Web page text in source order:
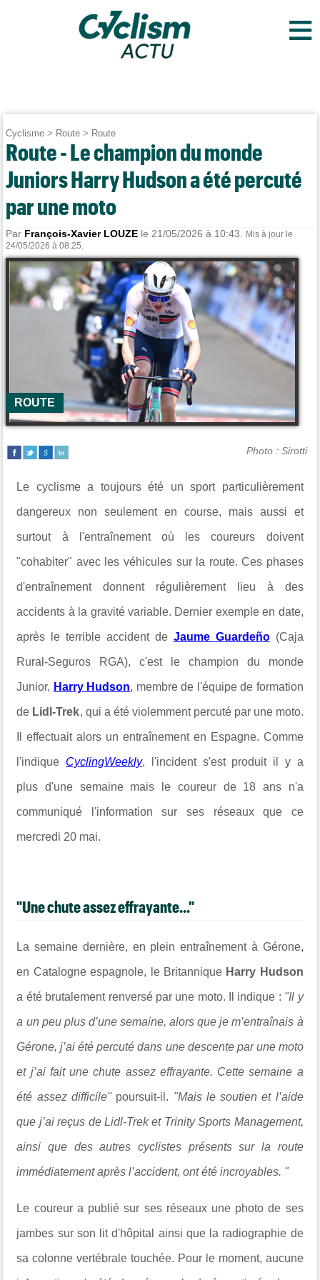
≡
Cyclisme > Route > Route
Route - Le champion du monde
Juniors Harry Hudson a été percuté
par une moto
Par François-Xavier LOUZE le 21/05/2026 à 10:43.
Mis à jour le
24/05/2026 à 08:25.
ROUTE
Photo : Sirotti
Le cyclisme a toujours été un sport particulièrement
dangereux non seulement en course, mais aussi et
surtout à l'entraînement où les coureurs doivent
"cohabiter" avec les véhicules sur la route. Ces phases
d'entraînement donnent régulièrement lieu à des
accidents à la gravité variable. Dernier exemple en date,
après le terrible accident de Jaume Guardeño(Caja
Rural-Seguros RGA), c'est le champion du monde
Junior, Harry Hudson, membre de l'équipe de formation
de Lidl-Trek, qui a été violemment percuté par une moto.
Il effectuait alors un entraînement en Espagne. Comme
l'indique CyclingWeekly, l'incident s'est produit il y a
plus d'une semaine mais le coureur de 18 ans n'a
communiqué l'information sur ses réseaux que ce
mercredi 20 mai.
"Une chute assez effrayante..."
La semaine dernière, en plein entraînement à Gérone,
en Catalogne espagnole, le Britannique Harry Hudson
a été brutalement renversé par une moto. Il indique : "Il y
a un peu plus d’une semaine, alors que je m’entraînais à
Gérone, j’ai été percuté dans une descente par une moto
et j’ai fait une chute assez effrayante. Cette semaine a
été assez difficile" poursuit-il. "Mais le soutien et l’aide
que j’ai reçus de Lidl-Trek et Trinity Sports Management,
ainsi que des autres cyclistes présents sur la route
immédiatement après l’accident, ont été incroyables. "
Le coureur a publié sur ses réseaux une photo de ses
jambes sur son lit d'hôpital ainsi que la radiographie de
sa colonne vertébrale touchée. Pour le moment, aucune